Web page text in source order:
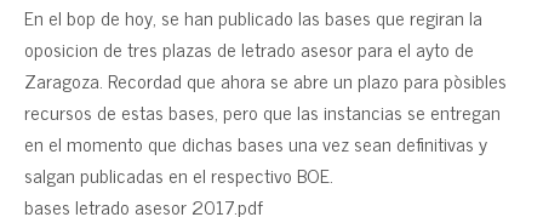
En el bop de hoy, se han publicado las bases que regiran la
oposicion de tres plazas de letrado asesor para el ayto de
Zaragoza. Recordad que ahora se abre un plazo para pòsibles
recursos de estas bases, pero que las instancias se entregan
en el momento que dichas bases una vez sean definitivas y
salgan publicadas en el respectivo BOE.
bases letrado asesor 2017.pdf